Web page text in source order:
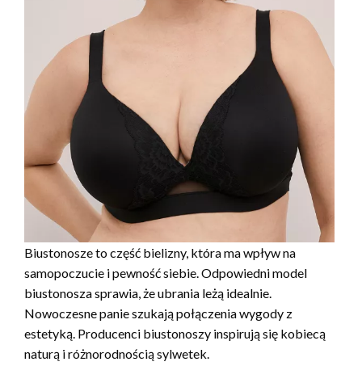
Biustonosze to część bielizny, która ma wpływ na
samopoczucie i pewność siebie. Odpowiedni model
biustonosza sprawia, że ubrania leżą idealnie.
Nowoczesne panie szukają połączenia wygody z
estetyką. Producenci biustonoszy inspirują się kobiecą
naturą i różnorodnością sylwetek.